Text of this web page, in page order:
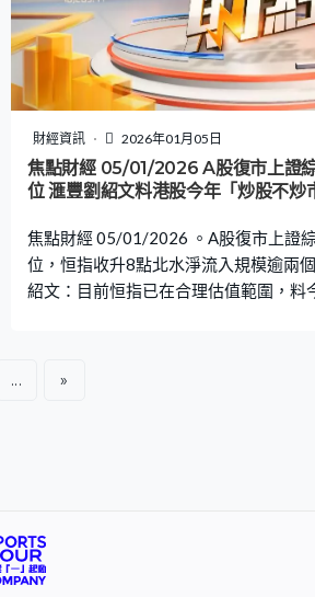
財經資訊 2026年01月05日
焦點財經 05/01/2026 A股復市上證
位 滙豐劉紹文料港股今年「炒股不炒
焦點財經 05/01/2026 。A股復市上證
位，恒指收升8點北水淨流入規模逾兩
紹文：目前恒指已在合理估值範圍，料
... »